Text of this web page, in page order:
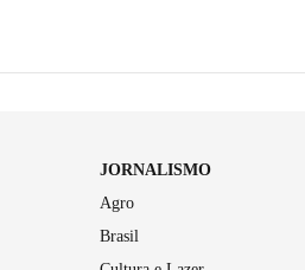
JORNALISMO
Agro
Brasil